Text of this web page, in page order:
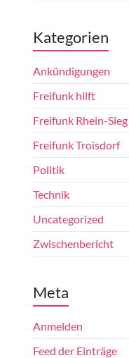
Kategorien
Ankündigungen
Freifunk hilft
Freifunk Rhein-Sieg
Freifunk Troisdorf
Politik
Technik
Uncategorized
Zwischenbericht
Meta
Anmelden
Feed der Einträge